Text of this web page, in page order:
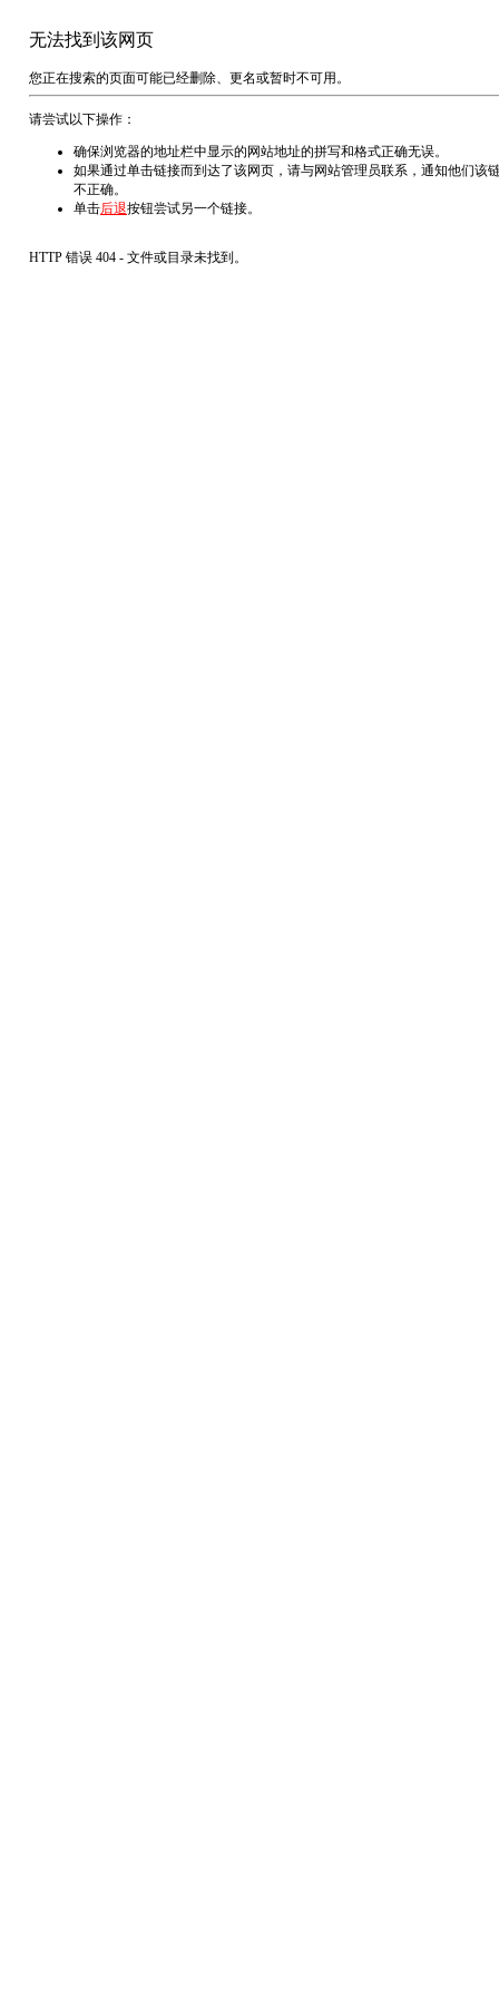
无法找到该网页
您正在搜索的页面可能已经删除、更名或暂时不可用。
请尝试以下操作：
确保浏览器的地址栏中显示的网站地址的拼写和格式正确无误。
如果通过单击链接而到达了该网页，请与网站管理员联系，通知他们该
不正确。
单击后退按钮尝试另一个链接。
HTTP 错误 404 - 文件或目录未找到。